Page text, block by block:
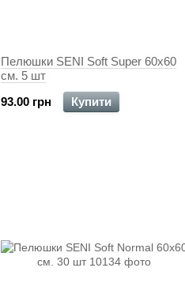
Пелюшки SENI Soft Super 60x60
см. 5 шт
93.00 грн
Купити